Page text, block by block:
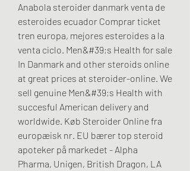
Anabola steroider danmark venta de
esteroides ecuador Comprar ticket
tren europa, mejores esteroides a la
venta ciclo. Men&#39;s Health for sale
In Danmark and other steroids online
at great prices at steroider-online. We
sell genuine Men&#39;s Health with
succesful American delivery and
worldwide. Køb Steroider Online fra
europæisk nr. EU bærer top steroid
apoteker på markedet - Alpha
Pharma, Unigen, British Dragon, LA